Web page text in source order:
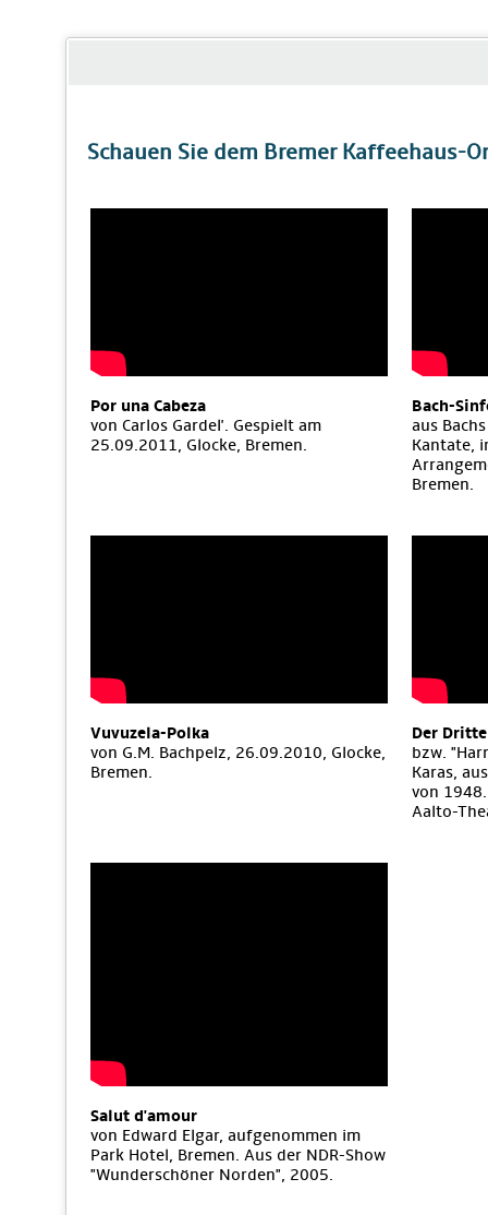
Schauen Sie dem Bremer Kaffeehaus-
Por una Cabeza
von Carlos Gardel'. Gespielt am
25.09.2011, Glocke, Bremen.
Bach-
aus
Kantate,
Bremen.
Vuvuzela-Polka
von G.M. Bachpelz, 26.09.2010, Glocke,
Bremen.
Der
bzw.
Karas,
von
Aalto-
Salut d'amour
von Edward Elgar, aufgenommen im
Park Hotel, Bremen. Aus der NDR-Show
"Wunderschöner Norden", 2005.